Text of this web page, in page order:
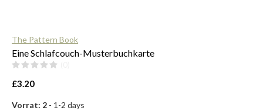
The Pattern Book
Eine Schlafcouch-Musterbuchkarte
£3.20
Vorrat: 2 - 1-2 days